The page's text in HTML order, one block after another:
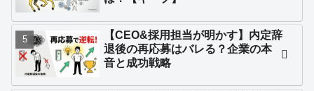
【CEO&採用担当が明かす】内定辞
退後の再応募はバレる？企業の本
音と成功戦略